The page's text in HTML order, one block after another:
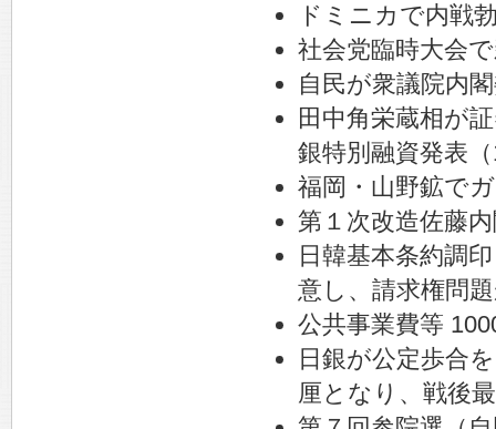
ドミニカで内戦
社会党臨時大会
自民が衆議院内
田中角栄蔵相が
銀特別融資発表
福岡・山野鉱で
第１次改造佐藤
日韓基本条約調
意し、請求権問
公共事業費等
日銀が公定歩合
厘となり、戦後